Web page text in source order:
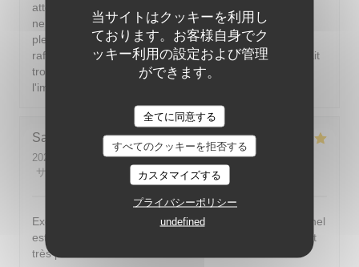
当サイトはクッキーを利用し
ております。お客様自身でク
ッキー利用の設定および管理
ができます。
全てに同意する
すべてのクッキーを拒否する
カスタマイズする
プライバシーポリシー
undefined
attentionné est venu encaisser et, après le malentendu,
ne s'est même pas excusé correctement. De plus, en
plein été parisien, il est indispensable de pouvoir se
rafraîchir ; si la climatisation n'est pas possible, il faudrait
trouver une autre solution. J'aimerais dîner sans avoir
l'impression d'être dans un sauna.
Sarah-Lou
2026-08-03
- 19:30 - ゲスト 4
サービス
: 5/5 メニュー: 5
Excellent ! Tout est délicieux, bien présentés, le personnel
est vraiment au top : accueillant, souriant, attentionné et
très professionnel. Je recommande sans hésiter !